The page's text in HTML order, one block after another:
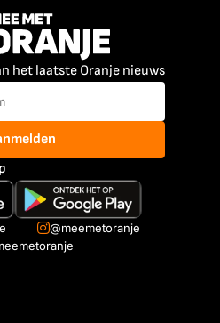
het laatste Oranje nieuws
@meemetoranje